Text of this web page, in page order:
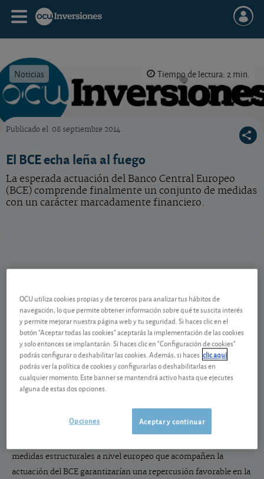
Noticias Tiempo de lectura: 2 min.
Publicado el 08 septiembre 2014
El BCE echa leña al fuego
La esperada actuación del Banco Central Europeo
(BCE) comprende finalmente un conjunto de medidas
con un carácter marcadamente financiero.
(BCE) comprende finalmente un conjunto de
medidas con un carácter marcadamente financiero
y que,grosso modo, vienen a copiar lo ya hecho
anteriormente en EE.UU. y Japón.
El efecto esperado sobre la economía real, es decir un impulso al
crecimiento, está por ver y desde luego no será inmediato. En
medidas estructurales a nivel europeo que acompañen la
actuación del BCE garantizarían una repercusión favorable en la
OCU utiliza cookies propias y de terceros para analizar tus hábitos de
navegación, lo que permite obtener información sobre qué te suscita interés
y permite mejorar nuestra página web y tu seguridad. Si haces clic en el
botón "Aceptar todas las cookies" aceptarás la implementación de las cookies
y solo entonces se implantarán. Si haces clic en "Configuración de cookies"
podrás configurar o deshabilitar las cookies. Además, si haces clic aquí
podrás ver la política de cookies y configurarlas o deshabilitarlas en
cualquier momento. Este banner se mantendrá activo hasta que ejecutes
alguna de estas dos opciones.
Aceptar y continuar
Opciones